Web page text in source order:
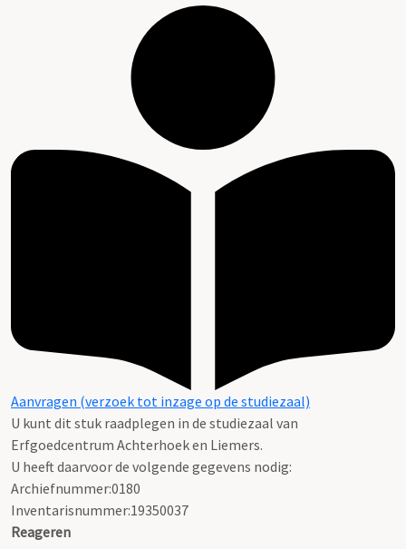
Aanvragen (verzoek tot inzage op de studiezaal)
U kunt dit stuk raadplegen in de studiezaal van
Erfgoedcentrum Achterhoek en Liemers.
U heeft daarvoor de volgende gegevens nodig:
Archiefnummer:0180
Inventarisnummer:19350037
Reageren